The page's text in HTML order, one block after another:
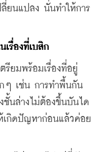
ลี่ยนแปลง นั่นทำให้การ
เรื่องที่เบสิก
ยมพร้อมเรื่องที่อยู่
ๆ เช่น การทำพื้นกัน
นล่างไม่ต้องขึ้นบันได
เกิดปัญหาก่อนแล้วค่อย